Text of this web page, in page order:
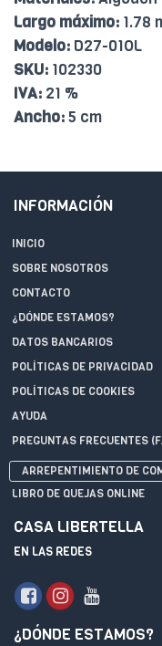
Largo máximo: 1.78
Modelo: D27-01OL
SKU: 102330
IVA: 21 %
Ancho:5 cm
INFORMACIÓN
INICIO
SOBRE NOSOTROS
CONTACTO
¿DÓNDE ESTAMOS?
DATOS BANCARIOS
POLÍTICAS DE PRIVACIDAD
POLÍTICAS DE COOKIES
AYUDA
PREGUNTAS FRECUENTES
ARREPENTIMIENTO DE
LIBRO DE QUEJAS ONLINE
CASA LIBERTELLA
EN LAS REDES
¿DÓNDE ESTAMOS?